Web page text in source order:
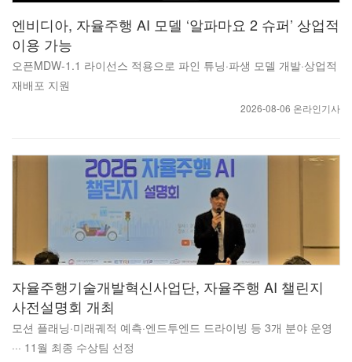
엔비디아, 자율주행 AI 모델 ‘알파마요 2 슈퍼’ 상업적
이용 가능
오픈MDW-1.1 라이선스 적용으로 파인 튜닝·파생 모델 개발·상업적
재배포 지원
2026-08-06 온라인기사
자율주행기술개발혁신사업단, 자율주행 AI 챌린지
사전설명회 개최
모션 플래닝·미래궤적 예측·엔드투엔드 드라이빙 등 3개 분야 운영
··· 11월 최종 수상팀 선정